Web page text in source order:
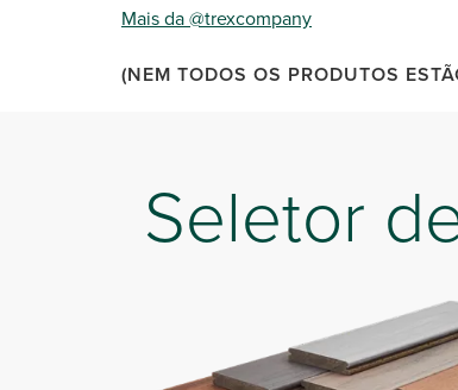
Mais da @trexcompany
(NEM TODOS OS PRODUTOS
Seletor